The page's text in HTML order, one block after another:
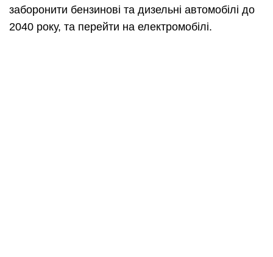
заборонити бензинові та дизельні автомобілі до
2040 року, та перейти на електромобілі.